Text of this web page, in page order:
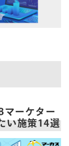
マーケター
い施策14選